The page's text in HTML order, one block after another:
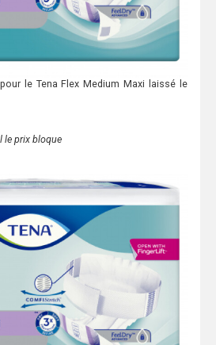
le Tena Flex Medium Maxi laissé le
le prix bloque